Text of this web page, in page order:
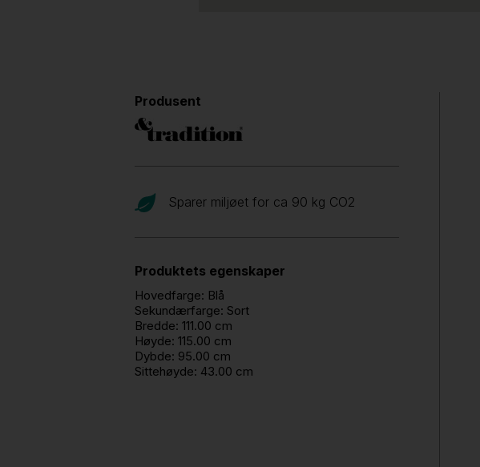
Produsent
Sparer miljøet for ca 90 kg CO2
Produktets egenskaper
Hovedfarge: Blå
Sekundærfarge: Sort
Bredde: 111.00 cm
Høyde: 115.00 cm
Dybde: 95.00 cm
Sittehøyde: 43.00 cm